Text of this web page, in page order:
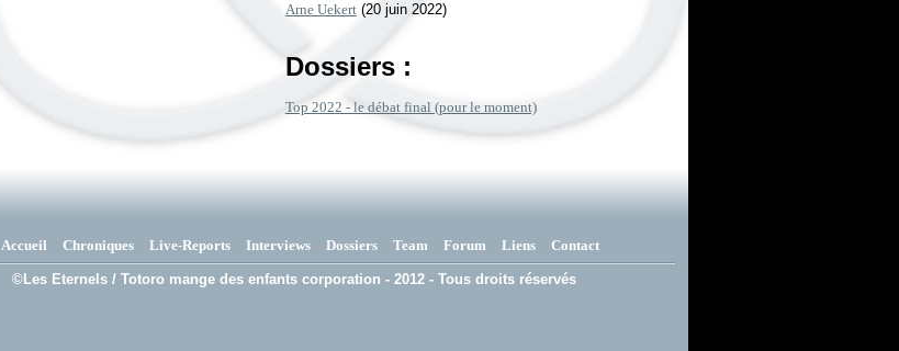
Arne Uekert(20 juin 2022)
Dossiers :
Top 2022 - le débat final (pour le moment)
Accueil Chroniques Live-Reports Interviews Dossiers Team Forum Liens Contact
©Les Eternels / Totoro mange des enfants corporation - 2012 - Tous droits réservés